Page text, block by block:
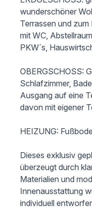
wunderschöner
Terrassen und
mit WC,
PKW´s,
OBERGSCHOSS:
Schlafzimmer,
Ausgang auf eine
davon mit eigener
HEIZUNG:
Dieses exklusiv
überzeugt durch
Materialien und
Innenausstattung
individuell